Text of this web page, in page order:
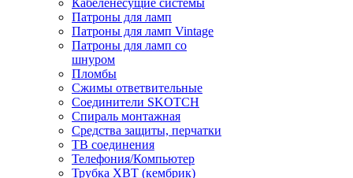
Кабеленесущие системы
Патроны для ламп
Патроны для ламп Vintage
Патроны для ламп со
шнуром
Пломбы
Сжимы ответвительные
Соединители SKOTCH
Спираль монтажная
Средства защиты, перчатки
ТВ соединения
Телефония/Компьютер
Трубка ХВТ (кембрик)